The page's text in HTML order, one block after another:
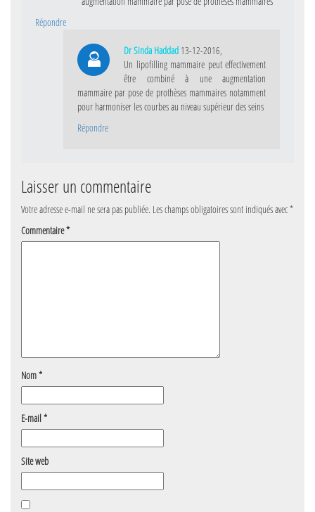
Répondre
Dr Sinda Haddad 13-12-2016,
Un lipofilling mammaire peut effectivement
être combiné à une augmentation
mammaire par pose de prothèses mammaires notamment
pour harmoniser les courbes au niveau supérieur des seins
Répondre
Laisser un commentaire
Votre adresse e-mail ne sera pas publiée. Les champs obligatoires sont indiqués avec*
Commentaire*
Nom*
E-mail*
Site web